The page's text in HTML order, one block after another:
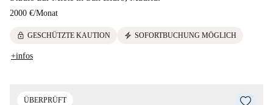
2000 €/Monat
lock GESCHÜTZTE KAUTION electric_bolt SOFORTBUCHUNG MÖGLICH
+infos
ÜBERPRÜFT